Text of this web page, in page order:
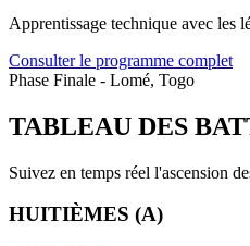
Apprentissage technique avec les
Consulter le programme complet
Phase Finale - Lomé, Togo
TABLEAU DES
Suivez en temps réel l'ascension
HUITIÈMES (A)